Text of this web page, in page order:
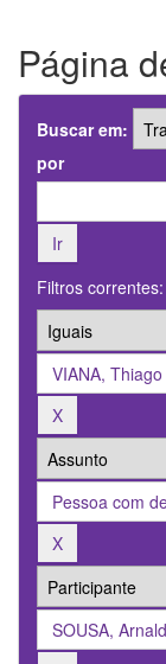
Página
Buscar em:
por
Filtros correntes: